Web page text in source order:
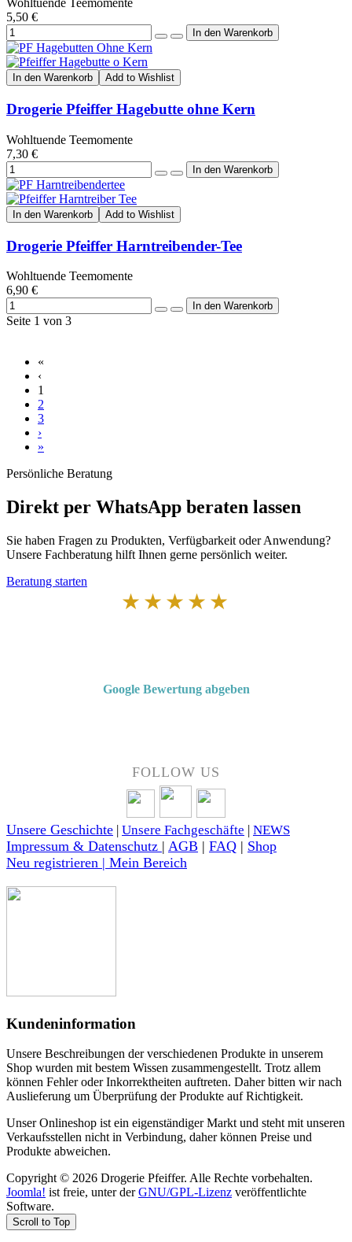
Wohltuende Teemomente
5,50 €
In den Warenkorb Add to Wishlist
Drogerie Pfeiffer Hagebutte ohne Kern
Wohltuende Teemomente
7,30 €
In den Warenkorb Add to Wishlist
Drogerie Pfeiffer Harntreibender-Tee
Wohltuende Teemomente
6,90 €
Seite 1 von 3
«
‹
1
2
3
›
»
Persönliche Beratung
Direkt per WhatsApp beraten lassen
Sie haben Fragen zu Produkten, Verfügbarkeit oder Anwendung?
Unsere Fachberatung hilft Ihnen gerne persönlich weiter.
Beratung starten
★★★★★
Google Bewertung abgeben
FOLLOW US
Unsere Geschichte | Unsere Fachgeschäfte | NEWS
Impressum & Datenschutz | AGB | FAQ | Shop
Neu registrieren | Mein Bereich
Kundeninformation
Unsere Beschreibungen der verschiedenen Produkte in unserem
Shop wurden mit bestem Wissen zusammengestellt. Trotz allem
können Fehler oder Inkorrektheiten auftreten. Daher bitten wir nach
Auslieferung um Überprüfung der Produkte auf Richtigkeit.
Unser Onlineshop ist ein eigenständiger Markt und steht mit unseren
Verkaufsstellen nicht in Verbindung, daher können Preise und
Produkte abweichen.
Copyright © 2026 Drogerie Pfeiffer. Alle Rechte vorbehalten.
Joomla! ist freie, unter derGNU/GPL-Lizenz veröffentlichte
Software.
Scroll to Top